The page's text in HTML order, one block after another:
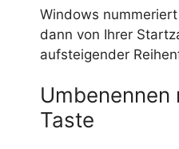
Windows
dann von Ihrer
aufsteigender
Taste